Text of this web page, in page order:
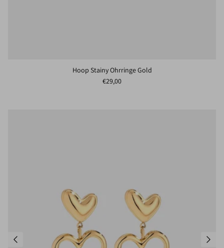
Hoop Stainy Ohrringe Gold
Normaler Preis
€29,00